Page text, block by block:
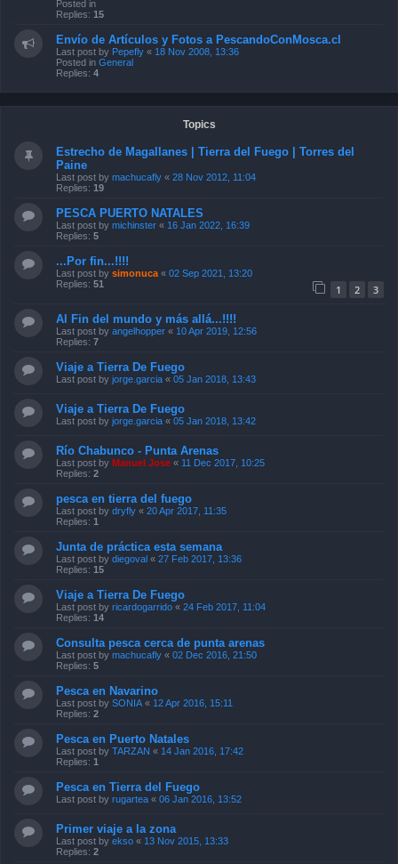
Posted in
Replies: 15
Envío de Artículos y Fotos a PescandoConMosca.cl
Last post by Pepefly « 18 Nov 2008, 13:36
Posted in General
Replies: 4
Topics
Estrecho de Magallanes | Tierra del Fuego | Torres del
Paine
Last post by machucafly « 28 Nov 2012, 11:04
Replies: 19
PESCA PUERTO NATALES
Last post by michinster « 16 Jan 2022, 16:39
Replies: 5
...Por fin...!!!!
Last post by simonuca « 02 Sep 2021, 13:20
Replies: 51 1 2 3
Al Fin del mundo y más allá...!!!!
Last post by angelhopper « 10 Apr 2019, 12:56
Replies: 7
Viaje a Tierra De Fuego
Last post by jorge.garcia « 05 Jan 2018, 13:43
Viaje a Tierra De Fuego
Last post by jorge.garcia « 05 Jan 2018, 13:42
Río Chabunco - Punta Arenas
Last post by Manuel Jose « 11 Dec 2017, 10:25
Replies: 2
pesca en tierra del fuego
Last post by dryfly « 20 Apr 2017, 11:35
Replies: 1
Junta de práctica esta semana
Last post by diegoval « 27 Feb 2017, 13:36
Replies: 15
Viaje a Tierra De Fuego
Last post by ricardogarrido « 24 Feb 2017, 11:04
Replies: 14
Consulta pesca cerca de punta arenas
Last post by machucafly « 02 Dec 2016, 21:50
Replies: 5
Pesca en Navarino
Last post by SONIA « 12 Apr 2016, 15:11
Replies: 2
Pesca en Puerto Natales
Last post by TARZAN « 14 Jan 2016, 17:42
Replies: 1
Pesca en Tierra del Fuego
Last post by rugartea « 06 Jan 2016, 13:52
Primer viaje a la zona
Last post by ekso « 13 Nov 2015, 13:33
Replies: 2